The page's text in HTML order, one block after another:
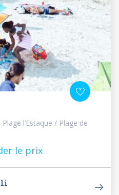
l’Estaque / Plage de
le prix